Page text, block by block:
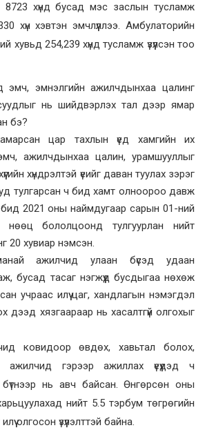
8723 хүнд бусад мэс заслын тусламж
хүн хэвтэн эмчлүүллээ. Амбулаторийн
хувьд 254,239 хүнд тусламж үзүүлсэн тоо
эмч, эмнэлгийн ажилчдынхаа цалинг
нь шийдвэрлэх тал дээр ямар
бэ?
цар тахлын үед хамгийн их
ажилчдынхаа цалин, урамшууллыг
хүндрэлтэй үеийг даван туулах зэрэг
тулгарсан ч бид хамт олноороо давж
2021 оны наймдугаар сарын 01-ний
бололцоонд тулгуурлан нийт
20 хувиар нэмсэн.
ажилчид улаан бүсэд удаан
бусад тасаг нэгжүүд бусдыгаа нөхөж
учраас илүү цаг, хандлагын нэмэгдэл
дээд хязгаараар нь хасалтгүй олгохыг
ковидоор өвдөх, хавьтал болох,
ажилчид гэрээр ажиллах үеүүдэд ч
бүтнээр нь авч байсан. Өнгөрсөн оны
нийт 5.5 тэрбум төгрөгийн
олгосон үзүүлэлттэй байна.